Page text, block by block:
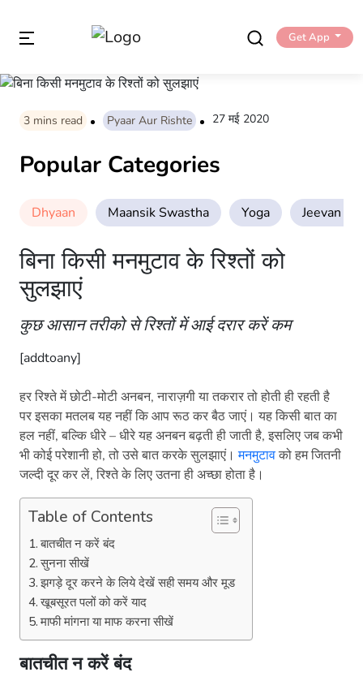
Get App
3 mins read Pyaar Aur Rishte 27 मई 2020
Popular Categories
Dhyaan Maansik Swastha Yoga Jeevan
बिना किसी मनमुटाव के रिश्तों को
सुलझाएं
कुछ आसान तरीको से रिश्तों में आई दरार करें कम
[addtoany]
हर रिश्ते में छोटी-मोटी अनबन, नाराज़गी या तकरार तो होती ही रहती है
पर इसका मतलब यह नहीं कि आप रूठ कर बैठ जाएं। यह किसी बात का
हल नहीं, बल्कि धीरे – धीरे यह अनबन बढ़ती ही जाती है, इसलिए जब कभी
भी कोई परेशानी हो, तो उसे बात करके सुलझाएं।मनमुटावको हम जितनी
जल्दी दूर कर लें, रिश्ते के लिए उतना ही अच्छा होता है।
Table of Contents
बातचीत न करें बंद
सुनना सीखें
झगड़े दूर करने के लिये देखें सही समय और मूड
खूबसूरत पलों को करें याद
माफी मांगना या माफ करना सीखें
बातचीत न करें बंद